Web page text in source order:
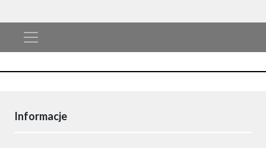
Informacje